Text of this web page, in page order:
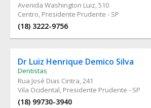
Avenida Washington Luiz, 510
Centro, Presidente Prudente - SP
(18) 3222-9756
Dr Luiz Henrique Demico Silva
Dentistas
Rua José Dias Cintra, 241
Vila Ocidental, Presidente Prudente - SP
(18) 99730-3940